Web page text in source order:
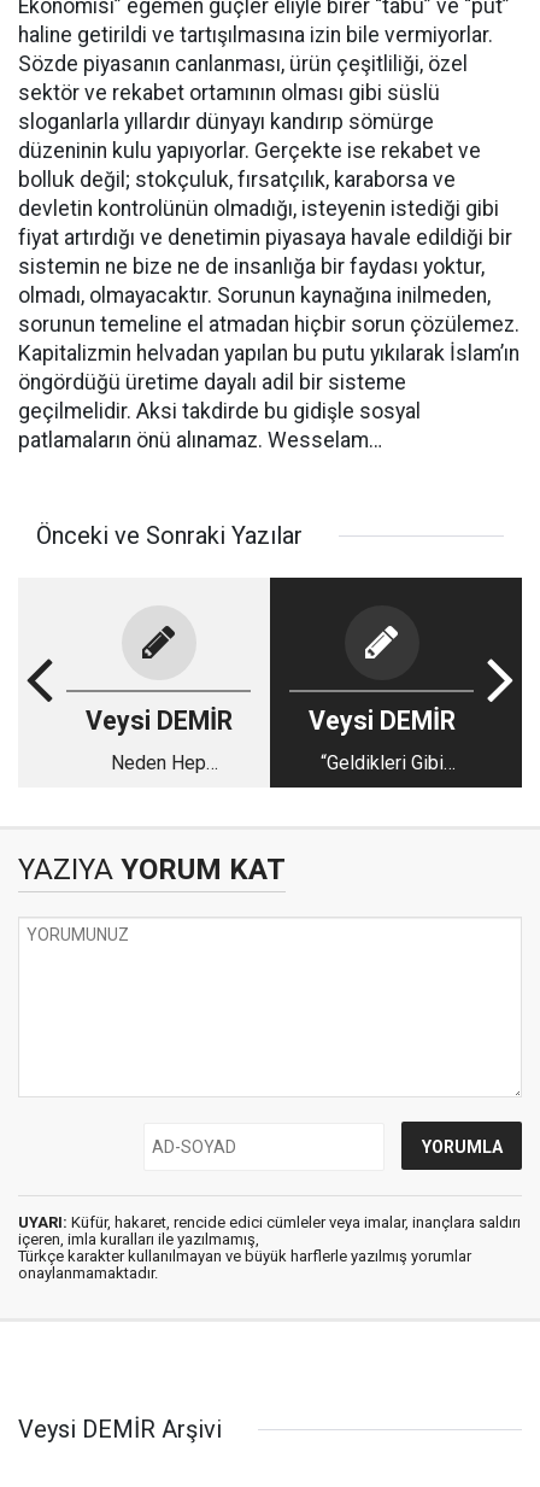
Ekonomisi” egemen güçler eliyle birer “tabu” ve “put”
haline getirildi ve tartışılmasına izin bile vermiyorlar.
Sözde piyasanın canlanması, ürün çeşitliliği, özel
sektör ve rekabet ortamının olması gibi süslü
sloganlarla yıllardır dünyayı kandırıp sömürge
düzeninin kulu yapıyorlar. Gerçekte ise rekabet ve
bolluk değil; stokçuluk, fırsatçılık, karaborsa ve
devletin kontrolünün olmadığı, isteyenin istediği gibi
fiyat artırdığı ve denetimin piyasaya havale edildiği bir
sistemin ne bize ne de insanlığa bir faydası yoktur,
olmadı, olmayacaktır. Sorunun kaynağına inilmeden,
sorunun temeline el atmadan hiçbir sorun çözülemez.
Kapitalizmin helvadan yapılan bu putu yıkılarak İslam’ın
öngördüğü üretime dayalı adil bir sisteme
geçilmelidir. Aksi takdirde bu gidişle sosyal
patlamaların önü alınamaz. Wesselam…
Önceki ve Sonraki Yazılar
Veysi DEMİR
Neden Hep
Veysi DEMİR
“Geldikleri Gibi
Gitmediler!”
YAZIYA YORUM KAT
UYARI: Küfür, hakaret, rencide edici cümleler veya imalar, inançlara saldırı
içeren, imla kuralları ile yazılmamış,
Türkçe karakter kullanılmayan ve büyük harflerle yazılmış yorumlar
onaylanmamaktadır.
Veysi DEMİR Arşivi